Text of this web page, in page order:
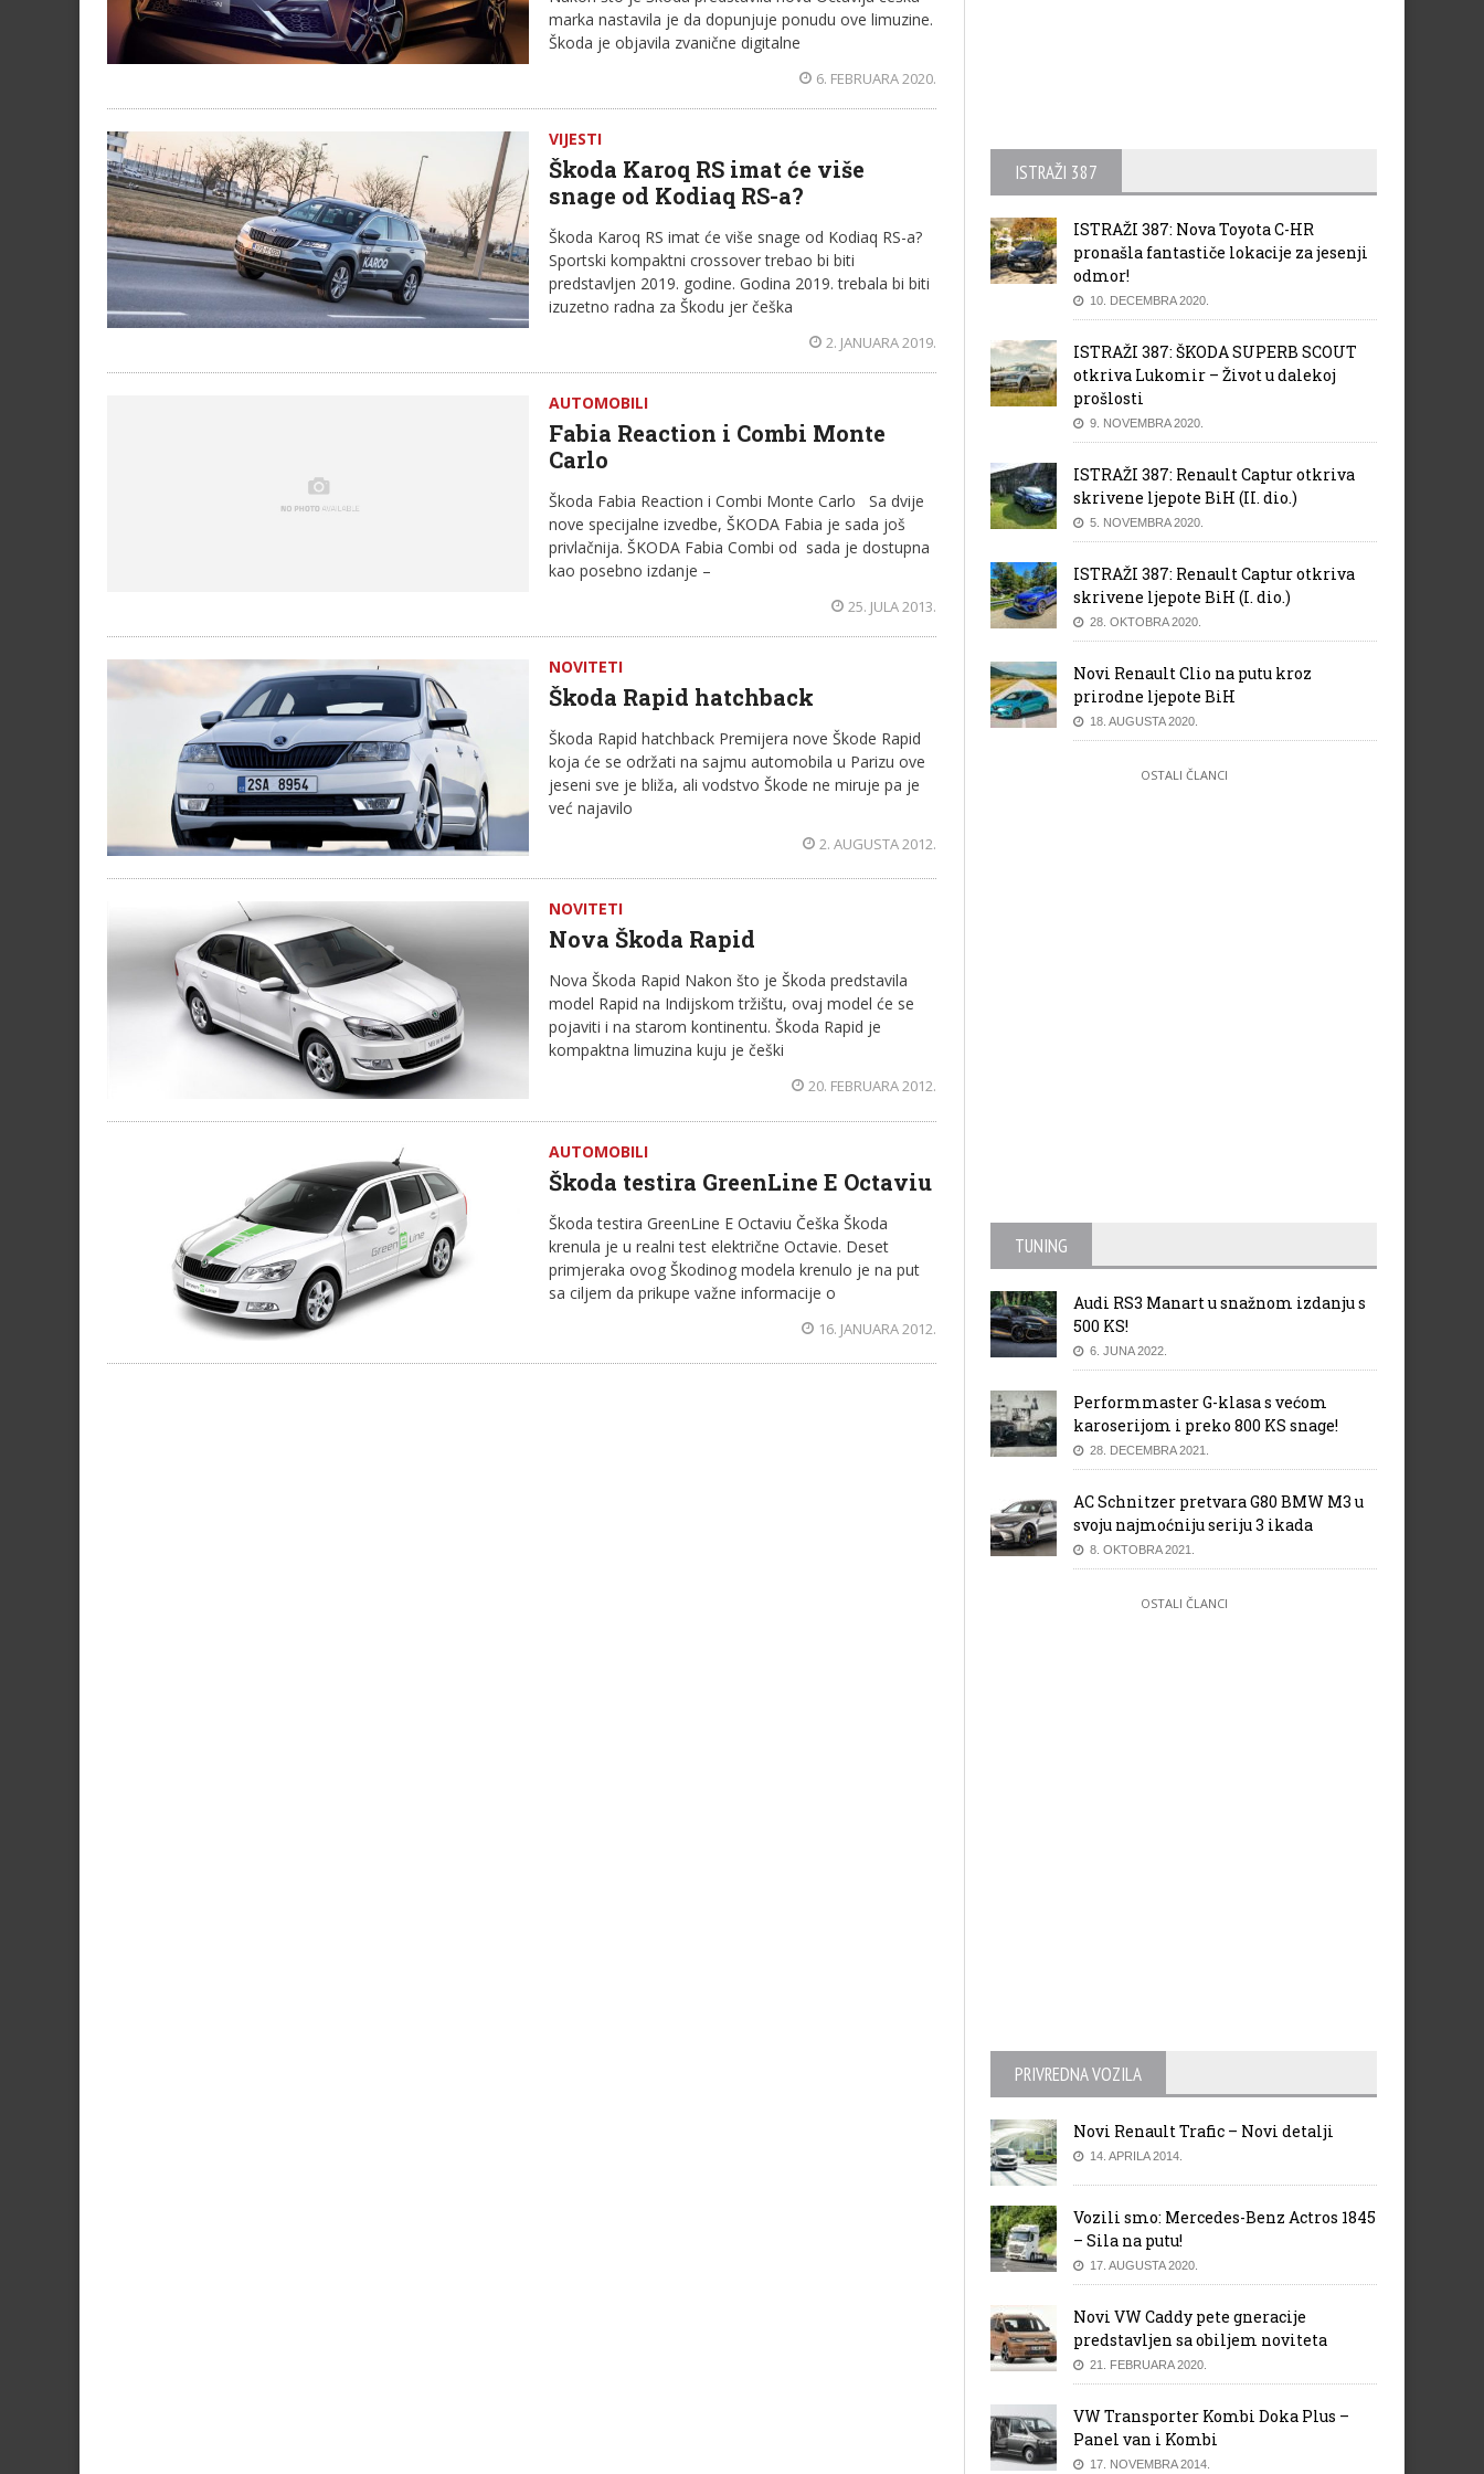
marka nastavila je da dopunjuje ponudu ove limuzine.
Škoda je objavila zvanične digitalne
6. FEBRUARA 2020.
VIJESTI
Škoda Karoq RS imat će više
snage od Kodiaq RS-a?
Škoda Karoq RS imat će više snage od Kodiaq RS-a?
Sportski kompaktni crossover trebao bi biti
predstavljen 2019. godine. Godina 2019. trebala bi biti
izuzetno radna za Škodu jer češka
2. JANUARA 2019.
AUTOMOBILI
Fabia Reaction i Combi Monte
Carlo
Škoda Fabia Reaction i Combi Monte Carlo Sa dvije
nove specijalne izvedbe, ŠKODA Fabia je sada još
privlačnija. ŠKODA Fabia Combi od sada je dostupna
kao posebno izdanje –
25. JULA 2013.
NOVITETI
Škoda Rapid hatchback
Škoda Rapid hatchback Premijera nove Škode Rapid
koja će se održati na sajmu automobila u Parizu ove
jeseni sve je bliža, ali vodstvo Škode ne miruje pa je
već najavilo
2. AUGUSTA 2012.
NOVITETI
Nova Škoda Rapid
Nova Škoda Rapid Nakon što je Škoda predstavila
model Rapid na Indijskom tržištu, ovaj model će se
pojaviti i na starom kontinentu. Škoda Rapid je
kompaktna limuzina kuju je češki
20. FEBRUARA 2012.
AUTOMOBILI
Škoda testira GreenLine E Octaviu
Škoda testira GreenLine E Octaviu Češka Škoda
krenula je u realni test električne Octavie. Deset
primjeraka ovog Škodinog modela krenulo je na put
sa ciljem da prikupe važne informacije o
16. JANUARA 2012.
ISTRAŽI 387
ISTRAŽI 387: Nova Toyota C-HR
pronašla fantastiče lokacije za jesenji
odmor!
10. DECEMBRA 2020.
ISTRAŽI 387: ŠKODA SUPERB SCOUT
otkriva Lukomir – Život u dalekoj
prošlosti
9. NOVEMBRA 2020.
ISTRAŽI 387: Renault Captur otkriva
skrivene ljepote BiH (II. dio.)
5. NOVEMBRA 2020.
ISTRAŽI 387: Renault Captur otkriva
skrivene ljepote BiH (I. dio.)
28. OKTOBRA 2020.
Novi Renault Clio na putu kroz
prirodne ljepote BiH
18. AUGUSTA 2020.
OSTALI ČLANCI
TUNING
Audi RS3 Manart u snažnom izdanju s
500 KS!
6. JUNA 2022.
Performmaster G-klasa s većom
karoserijom i preko 800 KS snage!
28. DECEMBRA 2021.
AC Schnitzer pretvara G80 BMW M3 u
svoju najmoćniju seriju 3 ikada
8. OKTOBRA 2021.
OSTALI ČLANCI
PRIVREDNA VOZILA
Novi Renault Trafic – Novi detalji
14. APRILA 2014.
Vozili smo: Mercedes-Benz Actros 1845
– Sila na putu!
17. AUGUSTA 2020.
Novi VW Caddy pete gneracije
predstavljen sa obiljem noviteta
21. FEBRUARA 2020.
VW Transporter Kombi Doka Plus –
Panel van i Kombi
17. NOVEMBRA 2014.